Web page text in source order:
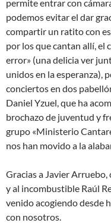
permite entrar con
podemos evitar el dar
compartir un ratito con
por los que cantan allí, el
error» (una delicia ver
unidos en la esperanza),
conciertos en dos
Daniel Yzuel, que ha
brochazo de juventud y
grupo «Ministerio
nos han movido a la
Gracias a Javier
y al incombustible Raúl
venido acogiendo desde
con nosotros.